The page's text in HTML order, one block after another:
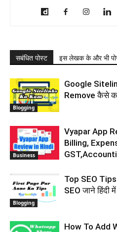
सबंधित पोस्ट इस लेखक के और भी
Blogging
Google
Remove कैसे
Business
Vyapar App
Billing,
Blogging
Top SEO
SEO जाने हिंदी में
How To Add